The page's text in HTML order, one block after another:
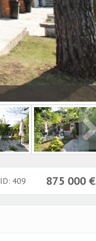
875 000€
ID: 409